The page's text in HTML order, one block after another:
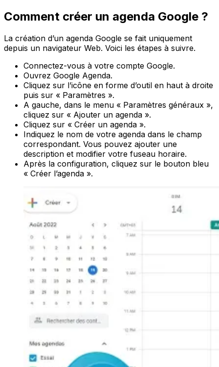
Comment créer un agenda Google ?
La création d’un agenda Google se fait uniquement
depuis un navigateur Web. Voici les étapes à suivre.
Connectez-vous à votre compte Google.
Ouvrez Google Agenda.
Cliquez sur l’icône en forme d’outil en haut à droite
puis sur « Paramètres ».
A gauche, dans le menu « Paramètres généraux »,
cliquez sur « Ajouter un agenda ».
Cliquez sur « Créer un agenda ».
Indiquez le nom de votre agenda dans le champ
correspondant. Vous pouvez ajouter une
description et modifier votre fuseau horaire.
Après la configuration, cliquez sur le bouton bleu
« Créer l’agenda ».